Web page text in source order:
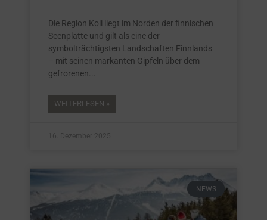
Die Region Koli liegt im Norden der finnischen
Seenplatte und gilt als eine der
symbolträchtigsten Landschaften Finnlands
– mit seinen markanten Gipfeln über dem
gefrorenen
WEITERLESEN »
16. Dezember 2025
NEWS